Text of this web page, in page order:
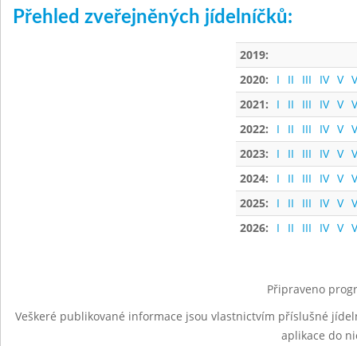
Přehled zveřejněných jídelníčků:
2019:
2020:
I II III IV V
2021:
I II III IV V
2022:
I II III IV V
2023:
I II III IV V
2024:
I II III IV V
2025:
I II III IV V
2026:
I II III IV V
Připraveno
Veškeré publikované informace jsou vlastnictvím příslušné
aplikace do